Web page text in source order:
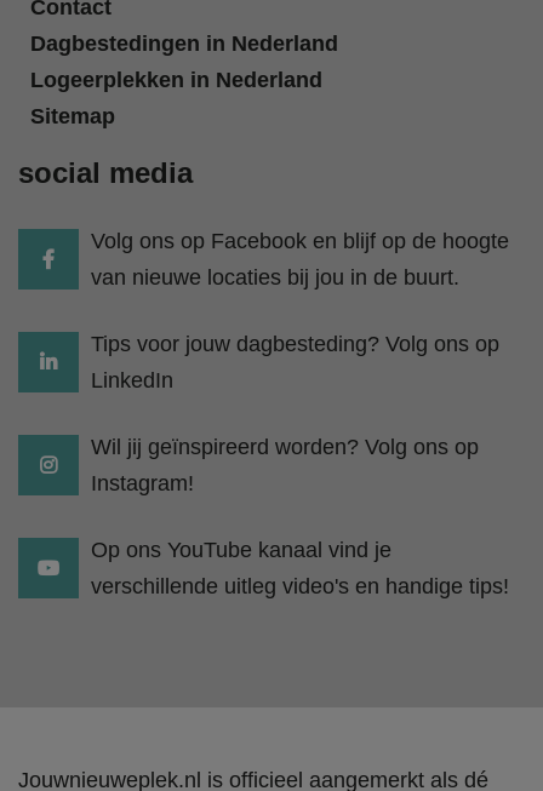
Contact
Dagbestedingen in Nederland
Logeerplekken in Nederland
Sitemap
social media
Volg ons op Facebook en blijf op de hoogte
van nieuwe locaties bij jou in de buurt.
Tips voor jouw dagbesteding? Volg ons op
LinkedIn
Wil jij geïnspireerd worden? Volg ons op
Instagram!
Op ons YouTube kanaal vind je
verschillende uitleg video's en handige tips!
Jouwnieuweplek.nl is officieel aangemerkt als dé